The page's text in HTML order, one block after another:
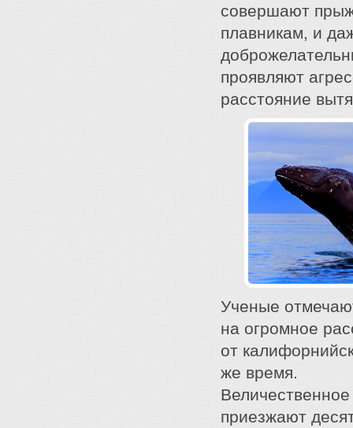
совершают
плавникам, и
проявляют
расстояние
Ученые
на огромное
от
же время.
приезжают